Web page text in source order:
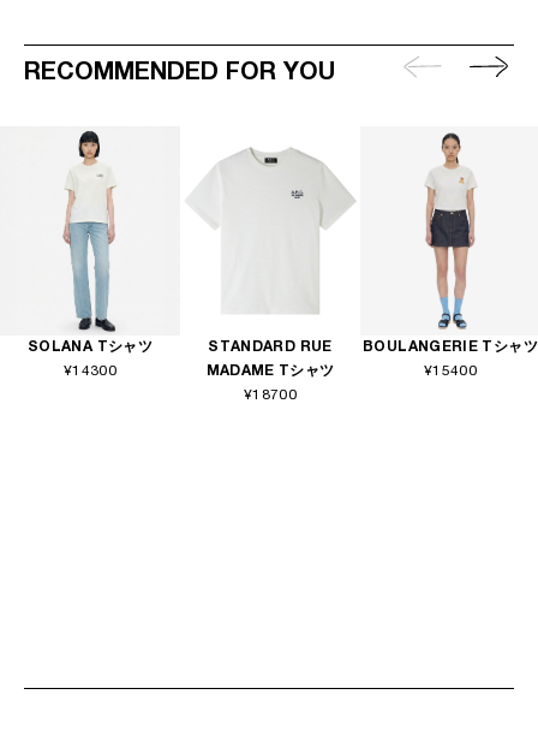
RECOMMENDED FOR YOU
SOLANA Tシャツ
¥14300
STANDARD RUE
MADAME Tシャツ
¥18700
BOULANGERIE Tシャツ
¥15400